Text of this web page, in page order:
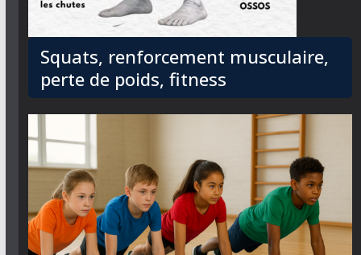
Squats, renforcement musculaire,
perte de poids, fitness